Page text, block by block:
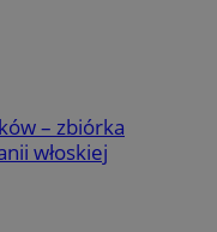
– zbiórka
włoskiej